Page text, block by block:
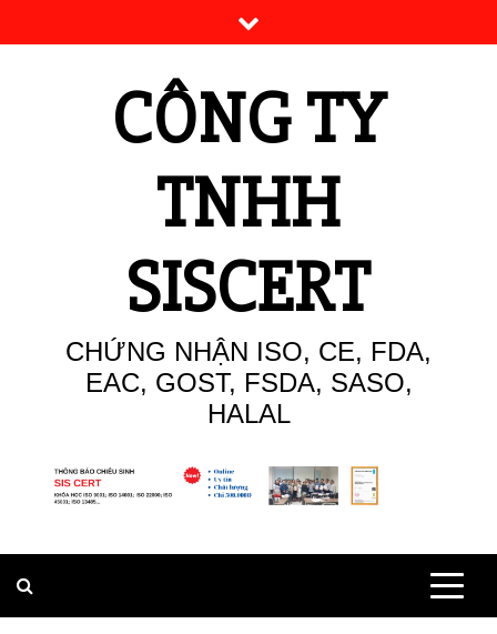
to
CÔNG TY
TNHH
SISCERT
CHỨNG NHẬN ISO, CE, FDA,
EAC, GOST, FSDA, SASO,
HALAL